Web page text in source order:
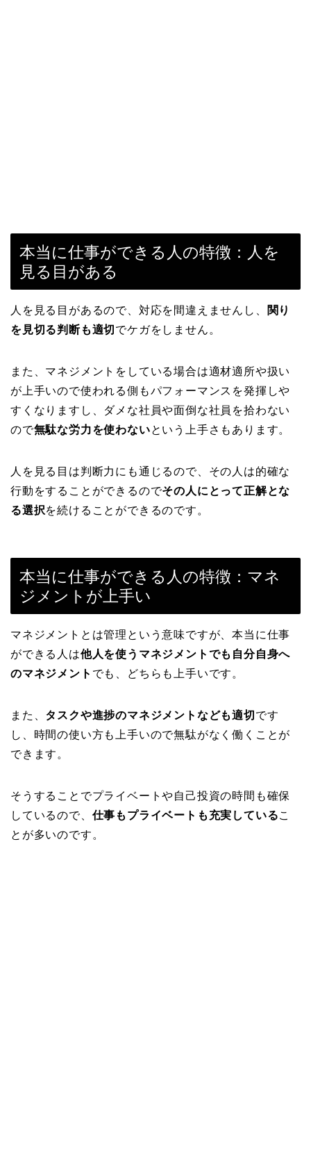
本当に仕事ができる人の特徴：人を
見る目がある
人を見る目があるので、対応を間違えませんし、
関り
を見切る判断も適切 でケガをしません。
また、マネジメントをしている場合は適材適所や扱い
が上手いので使われる側もパフォーマンスを発揮しや
すくなりますし、ダメな社員や面倒な社員を拾わない
ので無駄な労力を使わないという上手さもあります。
人を見る目は判断力にも通じるので、その人は的確な
行動をすることができるのでその人にとって正解とな
る選択を続けることができるのです。
本当に仕事ができる人の特徴：マネ
ジメントが上手い
マネジメントとは管理という意味ですが、本当に仕事
ができる人は他人を使うマネジメントでも自分自身へ
のマネジメント でも、どちらも上手いです。
また、 タスクや進捗のマネジメントなども適切 です
し、時間の使い方も上手いので無駄がなく働くことが
できます。
そうすることでプライベートや自己投資の時間も確保
しているので、 仕事もプライベートも充実しているこ
とが多いのです。